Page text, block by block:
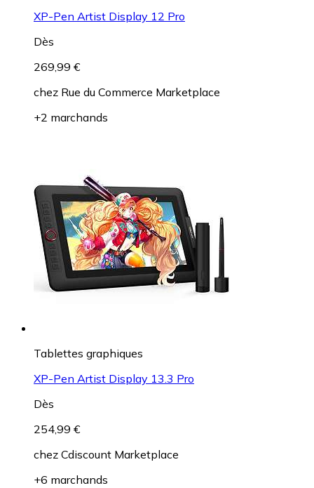
XP-Pen Artist Display 12 Pro
Dès
269,99 €
chez Rue du Commerce Marketplace
+2 marchands
Tablettes graphiques
XP-Pen Artist Display 13.3 Pro
Dès
254,99 €
chez Cdiscount Marketplace
+6 marchands